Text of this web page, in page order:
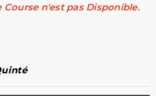
n'est pas Disponible.